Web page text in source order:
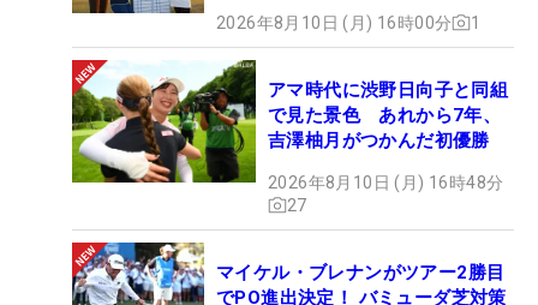
2026年8月10日 (月) 16時00分 1
アマ時代に渋野日向子と同組
で見た景色 あれから7年、
吉澤柚月がつかんだ初優勝
2026年8月10日 (月) 16時48分
27
マイケル・ブレナンがツアー2勝目
でPO進出決定！ バミューダ芝対策